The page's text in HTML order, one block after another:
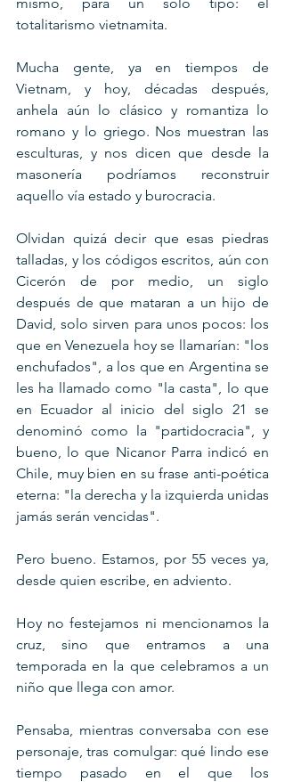
totalitarismo vietnamita.
Mucha gente, ya en tiempos de
Vietnam, y hoy, décadas después,
anhela aún lo clásico y romantiza lo
romano y lo griego. Nos muestran las
esculturas, y nos dicen que desde la
masonería podríamos reconstruir
aquello vía estado y burocracia.
Olvidan quizá decir que esas piedras
talladas, y los códigos escritos, aún con
Cicerón de por medio, un siglo
después de que mataran a un hijo de
David, solo sirven para unos pocos: los
que en Venezuela hoy se llamarían: "los
enchufados", a los que en Argentina se
les ha llamado como "la casta", lo que
en Ecuador al inicio del siglo 21 se
denominó como la "partidocracia", y
bueno, lo que Nicanor Parra indicó en
Chile, muy bien en su frase anti-poética
eterna: "la derecha y la izquierda unidas
jamás serán vencidas".
Pero bueno. Estamos, por 55 veces ya,
desde quien escribe, en adviento.
Hoy no festejamos ni mencionamos la
cruz, sino que entramos a una
temporada en la que celebramos a un
niño que llega con amor.
Pensaba, mientras conversaba con ese
personaje, tras comulgar: qué lindo ese
tiempo pasado en el que los